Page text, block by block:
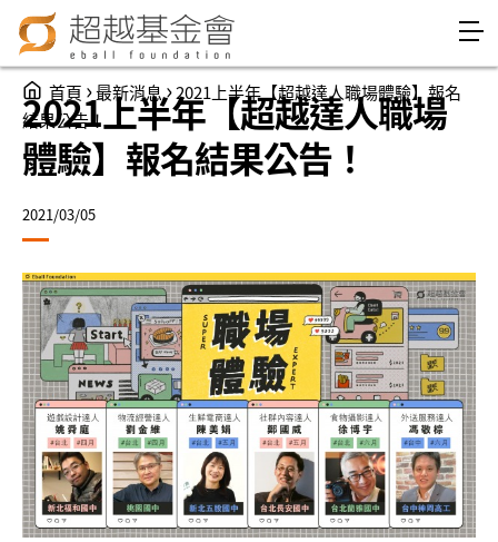
Jump to Navigation
Jump to Main content
You are here
首頁 ›最新消息›2021上半年【超越達人職場體驗】報名
結果公告！
2021上半年【超越達人職場
體驗】報名結果公告！
2021/03/05